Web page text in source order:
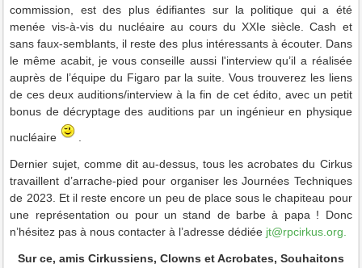
commission, est des plus édifiantes sur la politique qui a été
menée vis-à-vis du nucléaire au cours du XXIe siècle. Cash et
sans faux-semblants, il reste des plus intéressants à écouter. Dans
le même acabit, je vous conseille aussi l'interview qu’il a réalisée
auprès de l’équipe du Figaro par la suite. Vous trouverez les liens
de ces deux auditions/interview à la fin de cet édito, avec un petit
bonus de décryptage des auditions par un ingénieur en physique
nucléaire
Dernier sujet, comme dit au-dessus, tous les acrobates du Cirkus
travaillent d’arrache-pied pour organiser les Journées Techniques
de 2023. Et il reste encore un peu de place sous le chapiteau pour
une représentation ou pour un stand de barbe à papa ! Donc
n’hésitez pas à nous contacter à l’adresse dédiée jt@rpcirkus.org
Sur ce, amis Cirkussiens, Clowns et Acrobates, Souhaitons